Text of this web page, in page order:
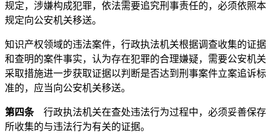
规定，涉嫌构成犯罪，依法需要追究刑事责任的，必须依照本
规定向公安机关移送。
知识产权领域的违法案件，行政执法机关根据调查收集的证据
和查明的案件事实，认为存在犯罪的合理嫌疑，需要公安机关
采取措施进一步获取证据以判断是否达到刑事案件立案追诉标
准的，应当向公安机关移送。
第四条行政执法机关在查处违法行为过程中，必须妥善保存
所收集的与违法行为有关的证据。